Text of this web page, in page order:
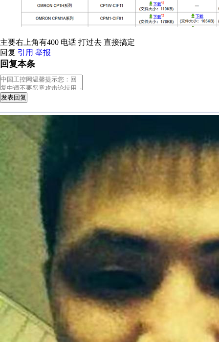
主要右上角有400 电话 打过去 直接搞定
回复 引用 举报
回复本条
发表回复